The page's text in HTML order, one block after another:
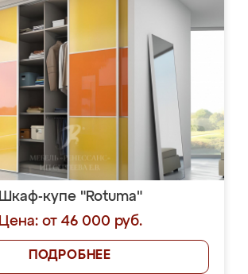
Шкаф-купе "Rotuma"
Цена: от 46 000 руб.
ПОДРОБНЕЕ